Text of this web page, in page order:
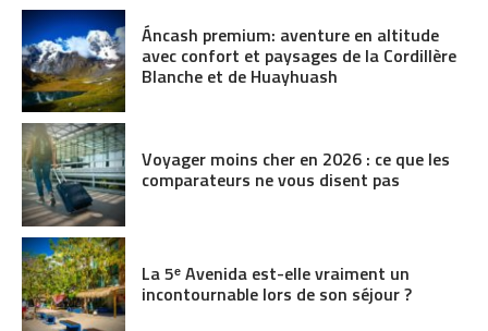
Áncash premium: aventure en altitude
avec confort et paysages de la Cordillère
Blanche et de Huayhuash
Voyager moins cher en 2026 : ce que les
comparateurs ne vous disent pas
La 5ᵉ Avenida est-elle vraiment un
incontournable lors de son séjour ?